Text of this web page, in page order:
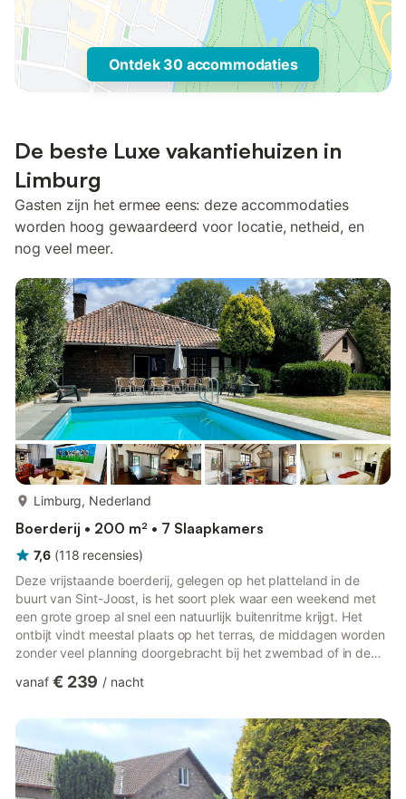
Ontdek 30 accommodaties
De beste Luxe vakantiehuizen in
Limburg
Gasten zijn het ermee eens: deze accommodaties
worden hoog gewaardeerd voor locatie, netheid, en
nog veel meer.
Limburg, Nederland
Boerderij • 200 m² • 7 Slaapkamers
7,6 (118 recensies)
Deze vrijstaande boerderij, gelegen op het platteland in de
buurt van Sint-Joost, is het soort plek waar een weekend met
een grote groep al snel een natuurlijk buitenritme krijgt. Het
ontbijt vindt meestal plaats op het terras, de middagen worden
zonder veel planning doorgebracht bij het zwembad of in de
zodra het wat afkoelt. Met ruimte voor maximaal 16 gasten in
voor grote families en vriendengroepen die op zoek zijn naar
ruimte, privacy en een rustiger tempo, zonder zich ...
vanaf € 239 / nacht